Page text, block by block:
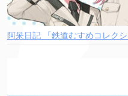
阿呆日記 「鉄道むすめコレクシ